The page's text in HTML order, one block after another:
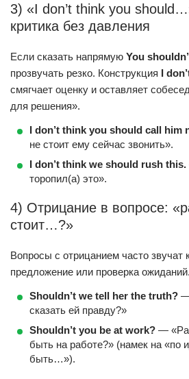
3) «I don’t think you
критика без давления
Если сказать напрямую You
прозвучать резко. Конструкция I
смягчает оценку и оставляет
для решения».
I don’t think you should call him
не стоит ему сейчас звонить».
I don’t think we should rush this.
торопил(а) это».
4) Отрицание в вопросе:
стоит…?»
Вопросы с отрицанием часто звучат
предложение или проверка ожиданий.
Shouldn’t we tell her the truth? —
сказать ей правду?»
Shouldn’t you be at work? —
быть на работе?» (намек на «по
быть…»).